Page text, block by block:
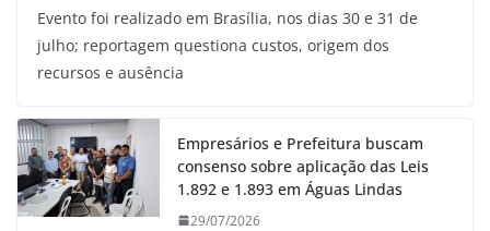
Evento foi realizado em Brasília, nos dias 30 e 31 de
julho; reportagem questiona custos, origem dos
recursos e ausência
Empresários e Prefeitura buscam
consenso sobre aplicação das Leis
1.892 e 1.893 em Águas Lindas
29/07/2026